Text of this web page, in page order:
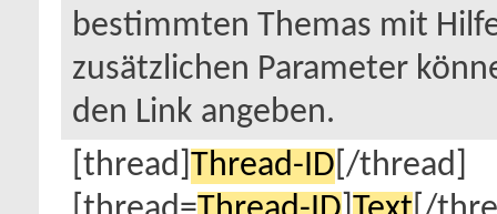
bestimmten Themas mit
zusätzlichen Parameter
den Link angeben.
[thread] Thread-ID [/thread]